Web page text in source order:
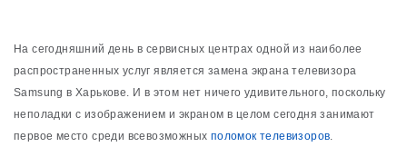
На сегодняшний день в сервисных центрах одной из наиболее
распространенных услуг является замена экрана телевизора
Samsung в Харькове. И в этом нет ничего удивительного, поскольку
неполадки с изображением и экраном в целом сегодня занимают
первое место среди всевозможных поломок телевизоров.